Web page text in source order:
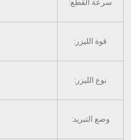
سرعة القطع:
قوة الليزر:
نوع الليزر:
وضع التبريد: